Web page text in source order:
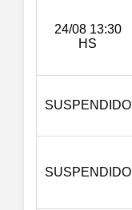
24/08 13:30
HS
SUSPENDIDO
SUSPENDIDO